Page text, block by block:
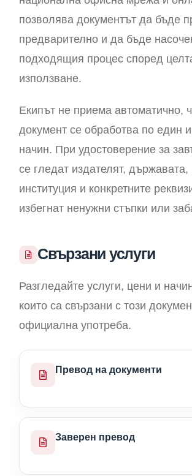
позволява документът да бъде
предварително и да бъде
подходящия процес според
използване.
Екипът не приема автоматично,
документ се обработва по един
начин. При удостоверение за
се гледат издателят,
институция и конкретните
избегнат ненужни стъпки или
Свързани услуги
Разгледайте услуги, цени и
които са свързани с този
официална употреба.
Превод на документи
Заверен превод